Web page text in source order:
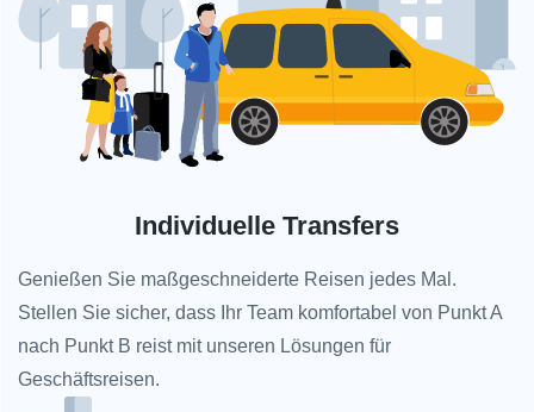
Individuelle Transfers
Genießen Sie maßgeschneiderte Reisen jedes Mal.
Stellen Sie sicher, dass Ihr Team komfortabel von Punkt A
nach Punkt B reist mit unseren Lösungen für
Geschäftsreisen.